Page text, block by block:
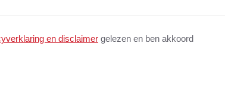
en disclaimer gelezen en ben akkoord